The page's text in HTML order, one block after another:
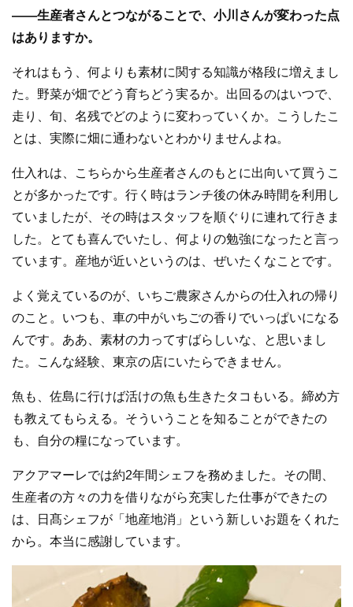
——生産者さんとつながることで、小川さんが変わった点
はありますか。
それはもう、何よりも素材に関する知識が格段に増えまし
た。野菜が畑でどう育ちどう実るか。出回るのはいつで、
走り、旬、名残でどのように変わっていくか。こうしたこ
とは、実際に畑に通わないとわかりませんよね。
仕入れは、こちらから生産者さんのもとに出向いて買うこ
とが多かったです。行く時はランチ後の休み時間を利用し
ていましたが、その時はスタッフを順ぐりに連れて行きま
した。とても喜んでいたし、何よりの勉強になったと言っ
ています。産地が近いというのは、ぜいたくなことです。
よく覚えているのが、いちご農家さんからの仕入れの帰り
のこと。いつも、車の中がいちごの香りでいっぱいになる
んです。ああ、素材の力ってすばらしいな、と思いまし
た。こんな経験、東京の店にいたらできません。
魚も、佐島に行けば活けの魚も生きたタコもいる。締め方
も教えてもらえる。そういうことを知ることができたの
も、自分の糧になっています。
アクアマーレでは約2年間シェフを務めました。その間、
生産者の方々の力を借りながら充実した仕事ができたの
は、日髙シェフが「地産地消」という新しいお題をくれた
から。本当に感謝しています。